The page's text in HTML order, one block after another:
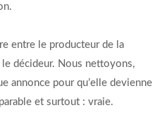
entre le producteur de la
décideur. Nous nettoyons,
annonce pour qu’elle devienne
et surtout : vraie.